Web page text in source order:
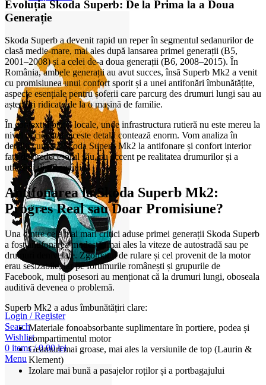
Login / Register
Search
Wishlist
0 items / 0,00lei
Menu
Evoluția Skoda Superb: De la Prima la a Doua
Generație
Skoda Superb a devenit rapid un reper în segmentul sedanurilor de
clasă medie-mare, mai ales după lansarea primei generații (B5,
2001–2008) și a celei de-a doua generații (B6, 2008–2015). În
România, ambele generații au avut succes, însă Superb Mk2 a venit
cu promisiunea unui confort sporit și a unei antifonări îmbunătățite,
aspecte esențiale pentru șoferii care parcurg des drumuri lungi sau au
așteptări ridicate de la o mașină de familie.
În contextul pieței locale, unde infrastructura rutieră nu este mereu la
nivel occidental, aceste detalii contează enorm. Vom analiza în
detaliu cum stă Skoda Superb Mk2 la antifonare și confort interior
față de predecesorul său, cu accent pe realitatea drumurilor și a
utilizării din România.
Antifonarea la Skoda Superb Mk2:
Progres Real sau Doar Promisiune?
Una dintre cele mai mari critici aduse primei generații Skoda Superb
a fost antifonarea modestă, mai ales la viteze de autostradă sau pe
drumuri denivelate. Zgomotul de rulare și cel provenit de la motor
erau sesizabile, iar pe forumurile românești și grupurile de
Facebook, mulți posesori au menționat că la drumuri lungi, oboseala
auditivă devenea o problemă.
Superb Mk2 a adus îmbunătățiri clare:
Materiale fonoabsorbante suplimentare în portiere, podea și
compartimentul motor
Geamuri mai groase, mai ales la versiunile de top (Laurin &
Klement)
Izolare mai bună a pasajelor roților și a portbagajului